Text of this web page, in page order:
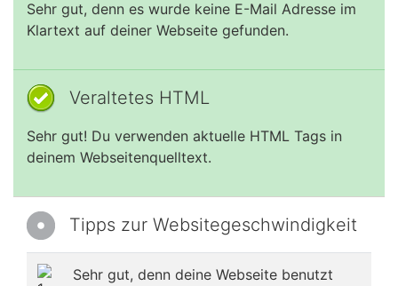
Sehr gut, denn es wurde keine E-Mail Adresse im
Klartext auf deiner Webseite gefunden.
Veraltetes HTML
Sehr gut! Du verwenden aktuelle HTML Tags in
deinem Webseitenquelltext.
Tipps zur Websitegeschwindigkeit
Sehr gut, denn deine Webseite benutzt